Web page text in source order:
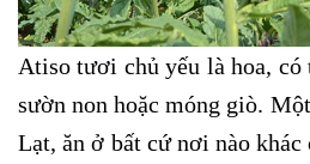
Atiso tươi chủ yếu là hoa,
sườn non hoặc móng giò.
Lạt, ăn ở bất cứ nơi nào